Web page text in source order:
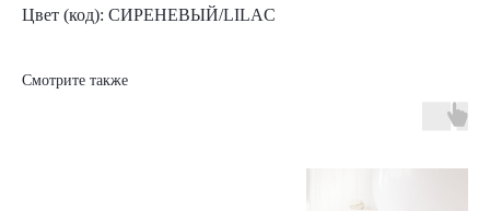
Цвет (код): СИРЕНЕВЫЙ/LILAC
Смотрите также